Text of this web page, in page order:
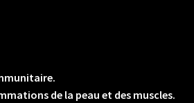
de la peau et des muscles.